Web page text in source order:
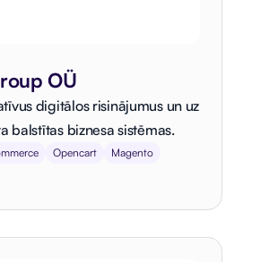
OÜ
digitālos risinājumus un uz
balstītas biznesa sistēmas.
Opencart
Magento